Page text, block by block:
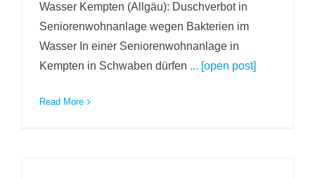
Wasser Kempten (Allgäu): Duschverbot in
Seniorenwohnanlage wegen Bakterien im
Wasser In einer Seniorenwohnanlage in
Kempten in Schwaben dürfen ... [open post]
Read More